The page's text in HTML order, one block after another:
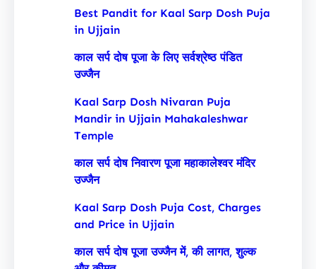
Best Pandit for Kaal Sarp Dosh Puja
in Ujjain
काल सर्प दोष पूजा के लिए सर्वश्रेष्ठ पंडित
उज्जैन
Kaal Sarp Dosh Nivaran Puja
Mandir in Ujjain Mahakaleshwar
Temple
काल सर्प दोष निवारण पूजा महाकालेश्वर मंदिर
उज्जैन
Kaal Sarp Dosh Puja Cost, Charges
and Price in Ujjain
काल सर्प दोष पूजा उज्जैन में, की लागत, शुल्क